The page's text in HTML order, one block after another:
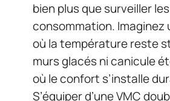
bien plus que surveiller
consommation. Imaginez
où la température reste
murs glacés ni canicule
où le confort s’installe
S’équiper d’une VMC